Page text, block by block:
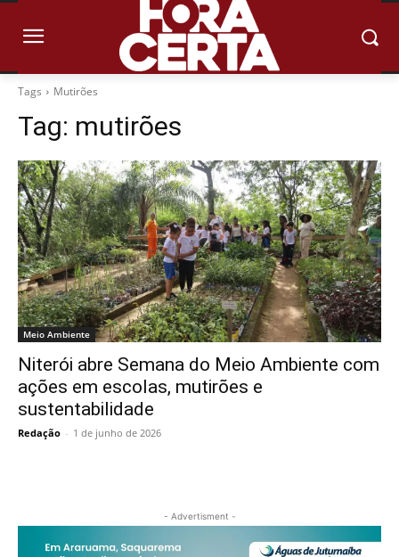
Tags Mutirões
Tag: mutirões
Meio Ambiente
Niterói abre Semana do Meio Ambiente com
ações em escolas, mutirões e
sustentabilidade
Redação - 1 de junho de 2026
- Advertisment -